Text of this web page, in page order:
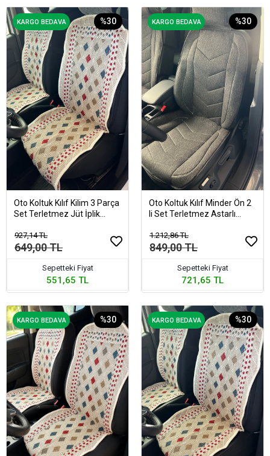
KARGO BEDAVA %30
Oto Koltuk Kılıf Kilim 3 Parça
Set Terletmez Jüt İplik
927,14 TL
649,00 TL
Sepetteki Fiyat
551,65 TL
KARGO BEDAVA %30
Oto Koltuk Kılıf Minder Ön 2
li Set Terletmez Astarlı
1.212,86 TL
849,00 TL
Sepetteki Fiyat
721,65 TL
KARGO BEDAVA %30 KARGO BEDAVA %30